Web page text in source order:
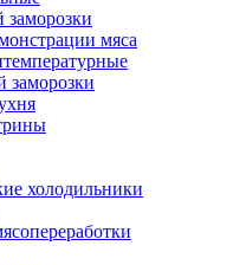
мяса
холодильники